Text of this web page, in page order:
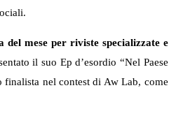
del mese per riviste specializzate e
il suo Ep d’esordio “Nel Paese
finalista nel contest di Aw Lab, come